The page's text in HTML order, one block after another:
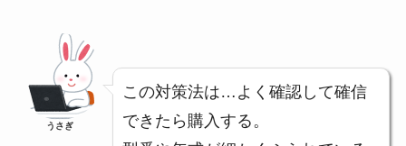
うさぎ
この対策法は…よく確認して確信
できたら購入する。